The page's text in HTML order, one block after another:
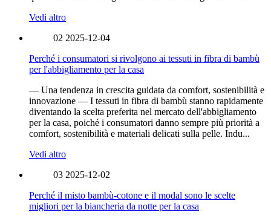
Vedi altro
02 2025-12-04
Perché i consumatori si rivolgono ai tessuti in fibra di bambù
per l'abbigliamento per la casa
— Una tendenza in crescita guidata da comfort, sostenibilità e
innovazione — I tessuti in fibra di bambù stanno rapidamente
diventando la scelta preferita nel mercato dell'abbigliamento
per la casa, poiché i consumatori danno sempre più priorità a
comfort, sostenibilità e materiali delicati sulla pelle. Indu...
Vedi altro
03 2025-12-02
Perché il misto bambù-cotone e il modal sono le scelte
migliori per la biancheria da notte per la casa